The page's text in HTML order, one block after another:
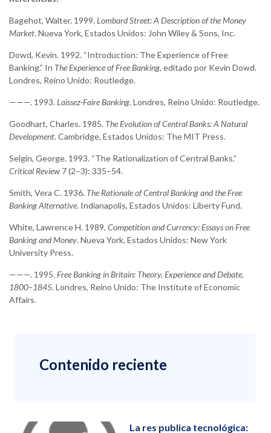
Bagehot, Walter. 1999.Lombard Street: A Description of the Money
Market. Nueva York, Estados Unidos: John Wiley & Sons, Inc.
Dowd, Kevin. 1992. “Introduction: The Experience of Free
Banking.” In The Experience of Free Banking, editado por Kevin Dowd.
Londres, Reino Unido: Routledge.
———. 1993.Laissez-Faire Banking. Londres, Reino Unido: Routledge.
Goodhart, Charles. 1985. The Evolution of Central Banks: A Natural
Development. Cambridge, Estados Unidos: The MIT Press.
Selgin, George. 1993. “The Rationalization of Central Banks.”
Critical Review 7 (2–3): 335–54.
Smith, Vera C. 1936. The Rationale of Central Banking and the Free
Banking Alternative. Indianapolis, Estados Unidos: Liberty Fund.
White, Lawrence H. 1989.Competition and Currency: Essays on Free
Banking and Money. Nueva York, Estados Unidos: New York
University Press.
———. 1995.Free Banking in Britain: Theory, Experience and Debate,
1800–1845. Londres, Reino Unido: The Institute of Economic
Affairs.
Contenido reciente
La res publica tecnológica: